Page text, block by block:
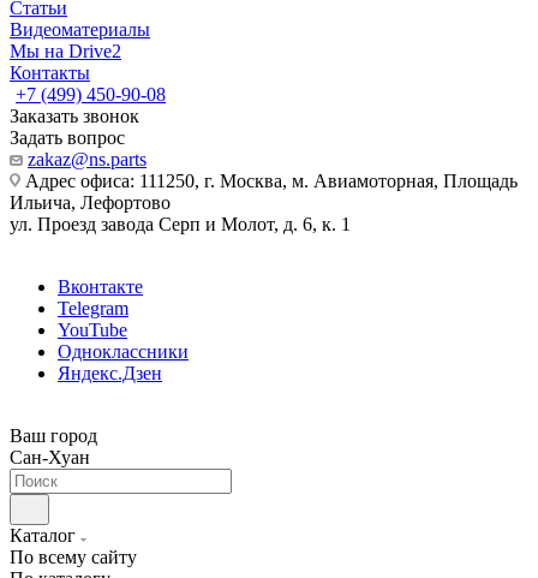
Статьи
Видеоматериалы
Мы на Drive2
Контакты
+7 (499) 450-90-08
Заказать звонок
Задать вопрос
zakaz@ns.parts
Адрес офиса: 111250, г. Москва, м. Авиамоторная, Площадь
Ильича, Лефортово
ул. Проезд завода Серп и Молот, д. 6, к. 1
Вконтакте
Telegram
YouTube
Одноклассники
Яндекс.Дзен
Ваш город
Сан-Хуан
Каталог
По всему сайту